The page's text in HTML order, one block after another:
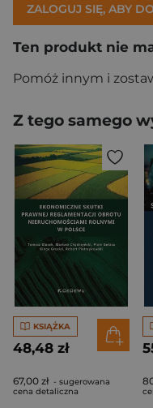
ZALOGUJ SIĘ, ABY
Ten produkt nie
Pomóż innym i
Z tego samego
KSIĄŻKA
48,48 zł
67,00 zł - sugerowana
cena detaliczna